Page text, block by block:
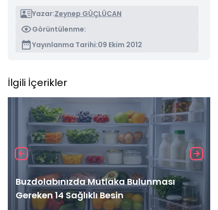
Yazar:Zeynep GÜÇLÜCAN
Görüntülenme:
Yayınlanma Tarihi:09 Ekim 2012
İlgili İçerikler
Buzdolabınızda Mutlaka Bulunması
Gereken 14 Sağlıklı Besin